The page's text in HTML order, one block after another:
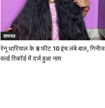
वायरल
रेनू धारियाल के 8 फीट 10 इंच लंबे बाल, गिनीज
वर्ल्ड रिकॉर्ड में दर्ज हुआ नाम